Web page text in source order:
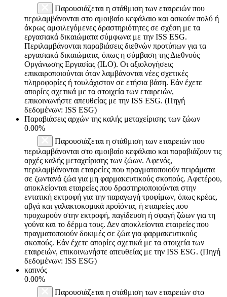
Παρουσιάζεται η στάθμιση των εταιρειών που
περιλαμβάνονται στο αμοιβαίο κεφάλαιο και ασκούν πολύ ή
άκρως αμφιλεγόμενες δραστηριότητες σε σχέση με τα
εργασιακά δικαιώματα σύμφωνα με την ISS ESG.
Περιλαμβάνονται παραβιάσεις διεθνών προτύπων για τα
εργασιακά δικαιώματα, όπως η σύμβαση της Διεθνούς
Οργάνωσης Εργασίας (ILO). Οι αξιολογήσεις
επικαιροποιούνται όταν λαμβάνονται νέες σχετικές
πληροφορίες ή τουλάχιστον σε ετήσια βάση. Εάν έχετε
απορίες σχετικά με τα στοιχεία των εταιρειών,
επικοινωνήστε απευθείας με την ISS ESG. (Πηγή
δεδομένων: ISS ESG)
Παραβιάσεις αρχών της καλής μεταχείρισης των ζώων
0.00%
Παρουσιάζεται η στάθμιση των εταιρειών που
περιλαμβάνονται στο αμοιβαίο κεφάλαιο και παραβιάζουν τις
αρχές καλής μεταχείρισης των ζώων. Αφενός,
περιλαμβάνονται εταιρείες που πραγματοποιούν πειράματα
σε ζωντανά ζώα για μη φαρμακευτικούς σκοπούς. Αφετέρου,
αποκλείονται εταιρείες που δραστηριοποιούνται στην
εντατική εκτροφή για την παραγωγή τροφίμων, όπως κρέας,
αβγά και γαλακτοκομικά προϊόντα, ή εταιρείες που
προχωρούν στην εκτροφή, παγίδευση ή σφαγή ζώων για τη
γούνα και το δέρμα τους. Δεν αποκλείονται εταιρείες που
πραγματοποιούν δοκιμές σε ζώα για φαρμακευτικούς
σκοπούς. Εάν έχετε απορίες σχετικά με τα στοιχεία των
εταιρειών, επικοινωνήστε απευθείας με την ISS ESG. (Πηγή
δεδομένων: ISS ESG)
καπνός
0.00%
Παρουσιάζεται η στάθμιση των εταιρειών στο